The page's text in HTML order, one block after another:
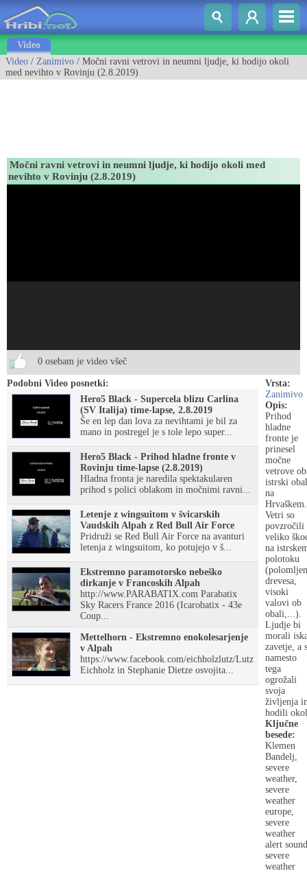
Video
Video / Zanimivo / Močni ravni vetrovi in neumni ljudje, ki hodijo okoli
med nevihto v Rovinju (2.8.2019)
Močni ravni vetrovi in neumni ljudje, ki hodijo okoli med
nevihto v Rovinju (2.8.2019)
0 osebam je video všeč
Podobni Video posnetki:
Hero5 Black - Supercela blizu Carlina
(SV Italija) time-lapse, 2.8.2019
Še en lep dan lova za nevihtami je bil za
mano in postregel je s tole lepo super...
Hero5 Black - Prihod hladne fronte v
Rovinju time-lapse (2.8.2019)
Hladna fronta je naredila spektakularen
prihod s polici oblakom in močnimi ravni...
Letenje z wingsuitom v švicarskih
Vaudskih Alpah z Red Bull Air Force
Pridruži se Red Bull Air Force na avanturi
letenja z wingsuitom, ko potujejo v š...
Ekstremno paramotorsko nebeško
dirkanje v Francoskih Alpah
http://www.PARABATIX.com Parabatix
Sky Racers France 2016 (Icarobatix - 43e
Coup...
Mettelhorn - Ekstremno enokolesarjenje
v Alpah
https://www.facebook.com/eichholzlutz/Lutz
Eichholz in Stephanie Dietze osvojita...
Vrsta:
Zanimivo
Opis:
Prihod
hladne
fronte je
prinesel
močne
vetrove ob
istrski
na
Hrvaškem.
Vetri so
povzročili
veliko
na
polotoku
drevesa,
visoki
valovi ob
obali,...).
Ljudje bi
morali
zavetje, a
namesto
tega
ogrožali
svoja
življenja
hodili
Ključne
besede:
Klemen
Bandelj,
severe
weather,
severe
weather
europe,
severe
weather
alert
severe
weather